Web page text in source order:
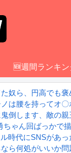
🆕週間ランキ
万取られ焦り
奴ら、円高でも
は腰を持ってオ
鬼倒します、敵
ちゃん回ばっかで
時代にSNSがあ
ら何処がいいか問